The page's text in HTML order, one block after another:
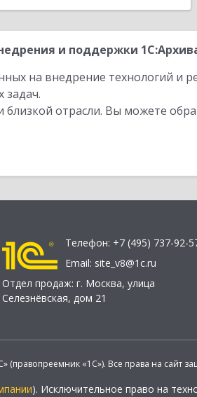
и поддержки
на внедрение технологий и
задач.
отрасли. Вы можете
Телефон: +7 (495) 737-92-
Email: site_v8@1c.ru
Отдел продаж: г. Москва, улица
Селезнёвская, дом 21
(правопреемник «1С»). Все права на сайт
). Исключительное право на